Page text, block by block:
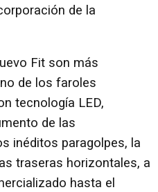
de la
Fit son más
de los faroles
tecnología LED,
de las
inéditos paragolpes, la
traseras horizontales, a
hasta el